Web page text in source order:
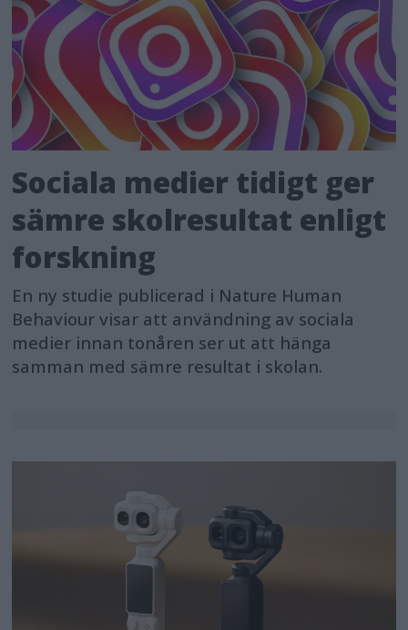
Sociala medier tidigt ger
sämre skolresultat enligt
forskning
En ny studie publicerad i Nature Human
Behaviour visar att användning av sociala
medier innan tonåren ser ut att hänga
samman med sämre resultat i skolan.